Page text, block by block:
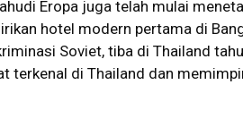
Eropa juga telah mulai
hotel modern pertama di
Soviet, tiba di Thailand
terkenal di Thailand dan